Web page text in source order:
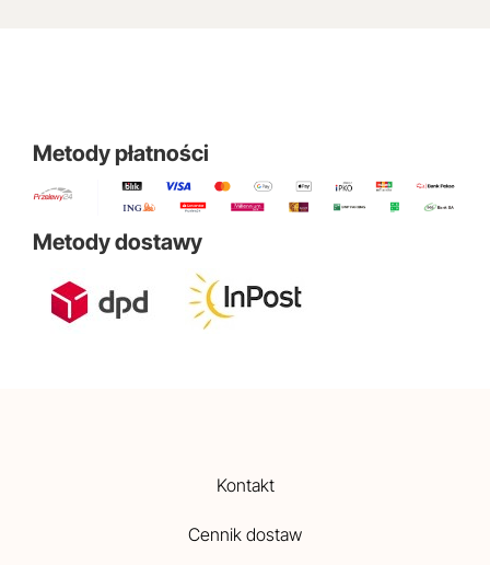
Metody płatności
Metody dostawy
Kontakt
Cennik dostaw